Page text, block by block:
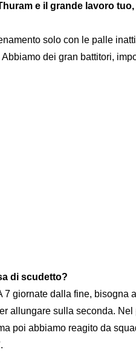
e il grande lavoro
solo con le palle
dei gran battitori,
di scudetto?
7 giornate dalla fine, bisogna
allungare sulla seconda. Nel
poi abbiamo reagito da